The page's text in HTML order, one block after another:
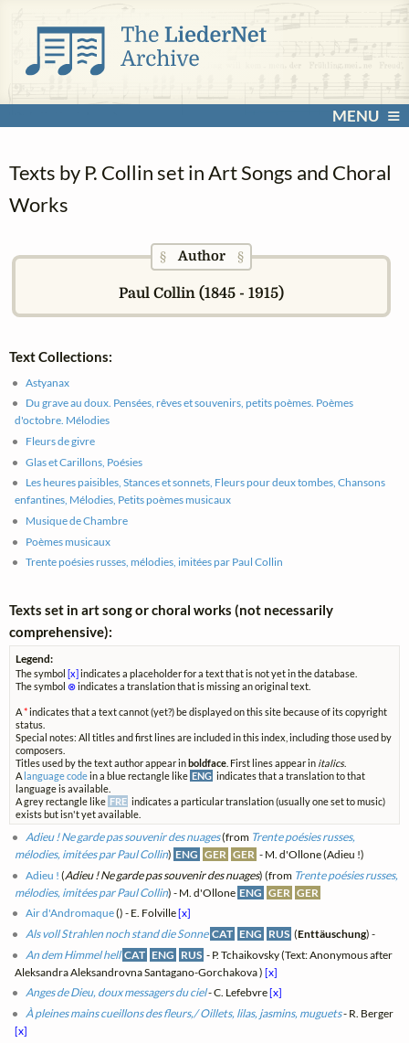
MENU
Texts by P. Collin set in Art Songs and Choral
Works
§ Author§
Paul Collin (1845 - 1915)
Text Collections:
Astyanax
Du grave au doux. Pensées, rêves et souvenirs, petits poèmes. Poèmes
d'octobre. Mélodies
Fleurs de givre
Glas et Carillons, Poésies
Les heures paisibles, Stances et sonnets, Fleurs pour deux tombes, Chansons
enfantines, Mélodies, Petits poèmes musicaux
Musique de Chambre
Poèmes musicaux
Trente poésies russes, mélodies, imitées par Paul Collin
Texts set in art song or choral works (not necessarily
comprehensive):
Legend:
The symbol[x]indicates a placeholder for a text that is not yet in the database.
The symbol ⊗indicates a translation that is missing an original text.
A*indicates that a text cannot (yet?) be displayed on this site because of its copyright
status.
Special notes: All titles and first lines are included in this index, including those used by
composers.
Titles used by the text author appear inboldface . First lines appear in italics.
A language codein a blue rectangle like ENG indicates that a translation to that
language is available.
A grey rectangle like FRE indicates a particular translation (usually one set to music)
exists but isn't yet available.
Adieu ! Ne garde pas souvenir des nuages(from Trente poésies russes,
mélodies, imitées par Paul Collin) ENG GER GER - M. d'Ollone (Adieu !)
Adieu ! (Adieu ! Ne garde pas souvenir des nuages) (from Trente poésies russes,
mélodies, imitées par Paul Collin) - M. d'Ollone ENG GER GER
Air d'Andromaque() - E. Folville[x]
Als voll Strahlen noch stand die Sonne CAT ENG RUS (Enttäuschung) -
An dem Himmel hell CAT ENG RUS - P. Tchaikovsky (Text: Anonymous after
Aleksandra Aleksandrovna Santagano-Gorchakova )[x]
Anges de Dieu, doux messagers du ciel- C. Lefebvre[x]
À pleines mains cueillons des fleurs,/ Oillets, lilas, jasmins, muguets- R. Berger
[x]